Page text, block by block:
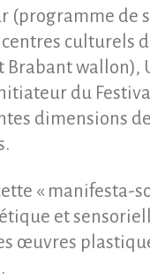
(programme de
culturels
Brabant wallon),
du
dimensions
« manifesta-
et
œuvres